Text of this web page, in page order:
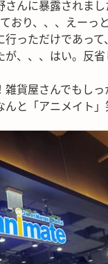
さんに暴露されま
おり、、、えーっ
行っただけであっ
が、、、はい。反
雑貨屋さんでもし
んと「アニメイト